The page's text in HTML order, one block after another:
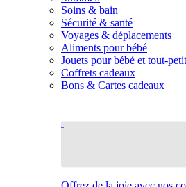
Soins & bain
Sécurité & santé
Voyages & déplacements
Aliments pour bébé
Jouets pour bébé et tout-
Coffrets cadeaux
Bons & Cartes cadeaux